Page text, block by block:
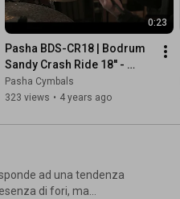
di un particolare
e rivettato e uno normale)
grezza. Una
per affrontare stili
0:23
Pasha BDS-CR18 | Bodrum
Sandy Crash Ride 18'' -
Demo Video Sample | Pasha
Cymbals
Pasha Cymbals
323 views • 4 years ago
di fori, ma